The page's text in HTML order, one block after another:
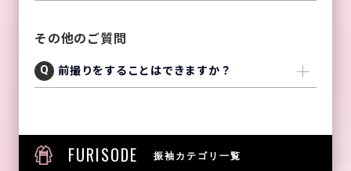
その他のご質問
前撮りをすることはできますか？
FURISODE 振袖カテゴリ一覧